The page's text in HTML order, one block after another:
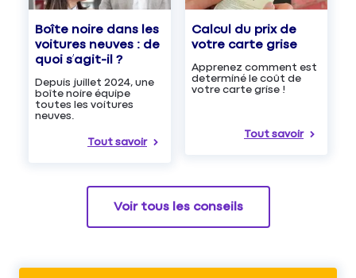
Boîte noire dans les
voitures neuves : de
quoi s’agit-il ?
Depuis juillet 2024, une
boîte noire équipe
toutes les voitures
neuves.
Tout savoir
Calcul du prix de
votre carte grise
Apprenez comment est
determiné le coût de
votre carte grise !
Tout savoir
Voir tous les conseils